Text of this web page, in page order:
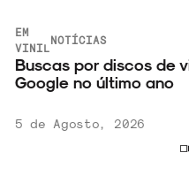
EM
VINIL
NOTÍCIAS
Buscas por discos de
Google no último ano
5 de Agosto, 2026